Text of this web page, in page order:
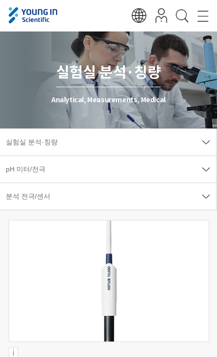
실험실 분석·칭량
Analytical, Measurements, Medical